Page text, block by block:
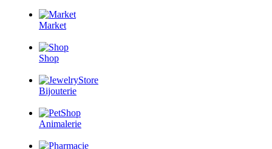
Market
Shop
Bijouterie
Animalerie